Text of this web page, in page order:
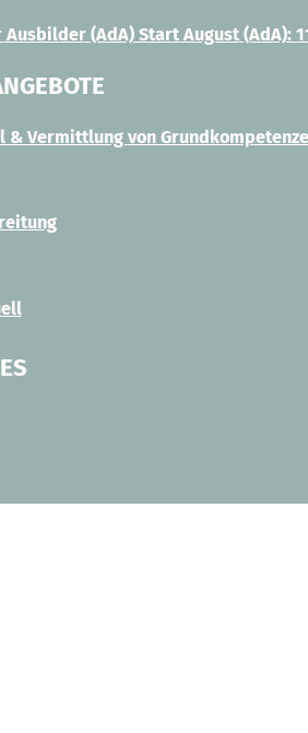
(AdA) Start August(AdA):
& Vermittlung von